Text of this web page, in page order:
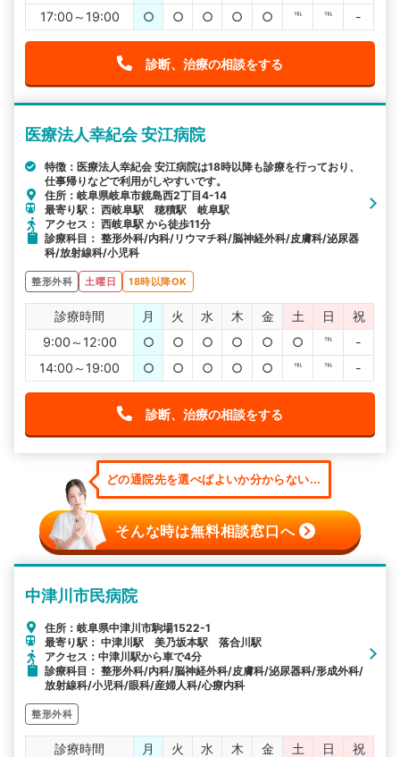
17:00～19:00
○ ○ ○ ○ ○ ℡ ℡ -
診断、治療の相談をする
医療法人幸紀会 安江病院
特徴：医療法人幸紀会 安江病院は18時以降も診療を行っており、
仕事帰りなどで利用がしやすいです。
住所：岐阜県岐阜市鏡島西2丁目4-14
最寄り駅： 西岐阜駅 穂積駅 岐阜駅
アクセス： 西岐阜駅 から徒歩11分
診療科目： 整形外科/内科/リウマチ科/脳神経外科/皮膚科/泌尿器
科/放射線科/小児科
整形外科 土曜日 18時以降OK
診療時間 月 火 水 木 金 土 日
祝
9:00～12:00
○ ○ ○ ○ ○ ○ ℡
-
14:00～19:00
○ ○ ○ ○ ○ ℡ ℡ -
診断、治療の相談をする
どの通院先を選べばよいか分からない...
そんな時は無料相談窓口へ
中津川市民病院
住所：岐阜県中津川市駒場1522-1
最寄り駅： 中津川駅 美乃坂本駅 落合川駅
アクセス：中津川駅から車で4分
診療科目： 整形外科/内科/脳神経外科/皮膚科/泌尿器科/形成外科/
放射線科/小児科/眼科/産婦人科/心療内科
整形外科
診療時間 月 火 水 木 金 土 日
祝